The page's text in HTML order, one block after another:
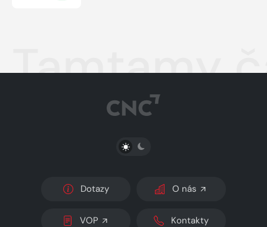
Tamtamy
PŘEPNOUT SVĚTLÝ/TMAVÝ REŽIM
Dotazy O nás
VOP Kontakty